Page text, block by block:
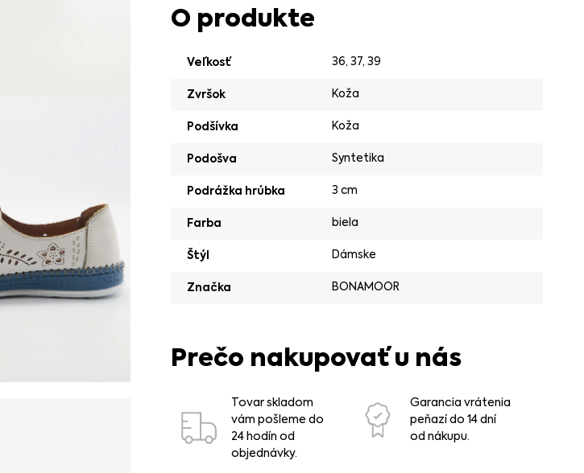
O produkte
Veľkosť 36,37,39
Zvršok Koža
Podšívka Koža
Podošva Syntetika
Podrážka hrúbka 3 cm
Farba biela
Štýl Dámske
Značka BONAMOOR
Prečo nakupovať u nás
Tovar skladom
vám pošleme do
24 hodín od
objednávky.
Garancia vrátenia
peňazí do 14 dní
od nákupu.